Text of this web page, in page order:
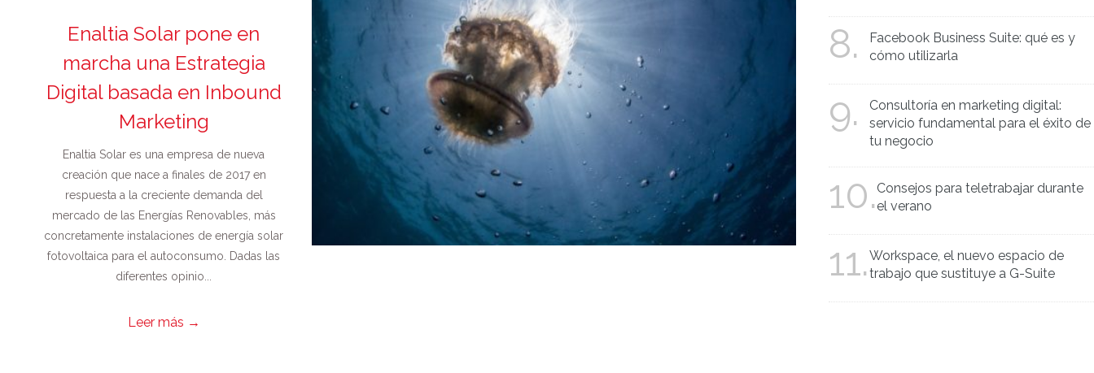
Enaltia Solar pone en
marcha una Estrategia
Digital basada en Inbound
Marketing
Enaltia Solar es una empresa de nueva
creación que nace a finales de 2017 en
respuesta a la creciente demanda del
mercado de las Energías Renovables, más
concretamente instalaciones de energía solar
fotovoltaica para el autoconsumo. Dadas las
diferentes opinio...
Leer más →
8.
Facebook Business Suite: qué es y
cómo utilizarla
9.
Consultoría en marketing digital:
servicio fundamental para el éxito de
tu negocio
10. Consejos para teletrabajar durante
el verano
11. Workspace, el nuevo espacio de
trabajo que sustituye a G-Suite